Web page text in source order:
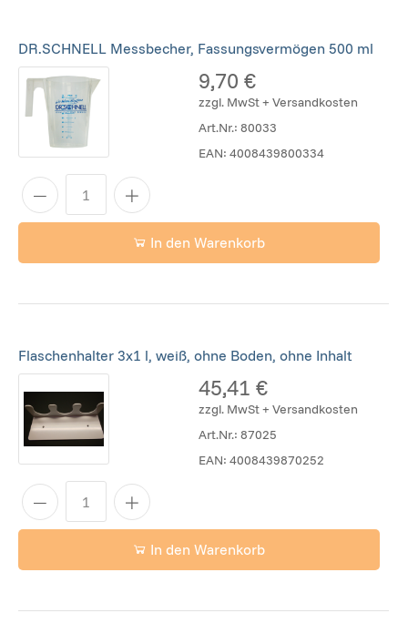
DR.SCHNELL Messbecher, Fassungsvermögen 500 ml
9,70 €
zzgl. MwSt + Versandkosten
Art.Nr.:80033
EAN:4008439800334
In den Warenkorb
Flaschenhalter 3x1 l, weiß, ohne Boden, ohne Inhalt
45,41 €
zzgl. MwSt + Versandkosten
Art.Nr.:87025
EAN:4008439870252
In den Warenkorb